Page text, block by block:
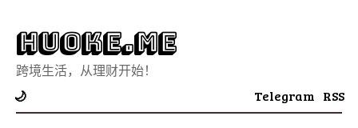
Huoke.Me
跨境生活，从理财开始！
🌙 Telegram RSS